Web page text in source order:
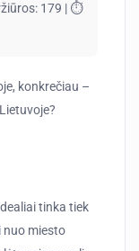
179 | ⏱️
konkrečiau –
tinka tiek
nuo miesto